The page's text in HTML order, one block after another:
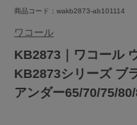
商品コード：wakb2873-ab101114
ワコール
KB2873｜ワコール
KB2873シリーズ ブ
アンダー65/70/75/